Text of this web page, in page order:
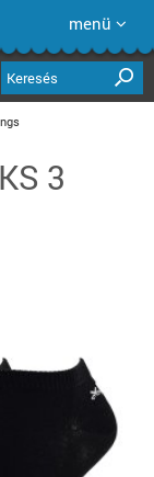
menü
Keresés
3